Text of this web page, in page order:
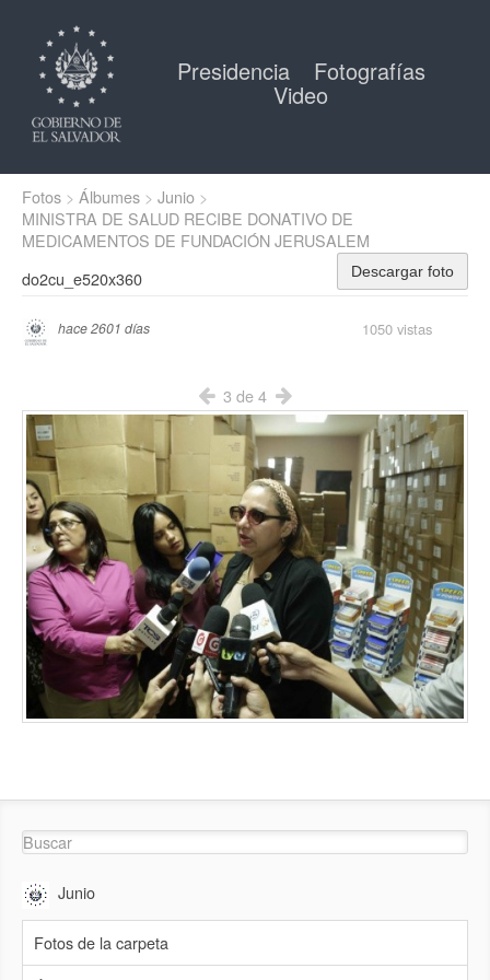
Presidencia Fotografías
Video
Fotos Álbumes
Junio
MINISTRA DE SALUD RECIBE DONATIVO DE
MEDICAMENTOS DE FUNDACIÓN JERUSALEM
Descargar foto
do2cu_e520x360
1050 vistas
hace 2601 días
3 de 4
Junio
Fotos de la carpeta